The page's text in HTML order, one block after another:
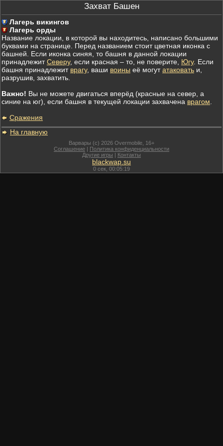
Захват Башен
Лагерь викингов
Лагерь орды
Название локации, в которой вы находитесь, написано большими
буквами на странице. Перед названием стоит цветная иконка с
башней. Если иконка синяя, то башня в данной локации
принадлежитСеверу, если красная – то, не поверите, Югу. Если
башня принадлежит врагу, ваши воины её могутатаковать и,
разрушив, захватить.
Важно! Вы не можете двигаться вперёд (красные на север, а
синие на юг), если башня в текущей локации захвачена врагом
Сражения
На главную
Варвары (c) 2026 Overmobile, 16+
Соглашение | Политика конфиденциальности
Другие игры | Контакты
blackwap.su
0 сек, 00:05:19